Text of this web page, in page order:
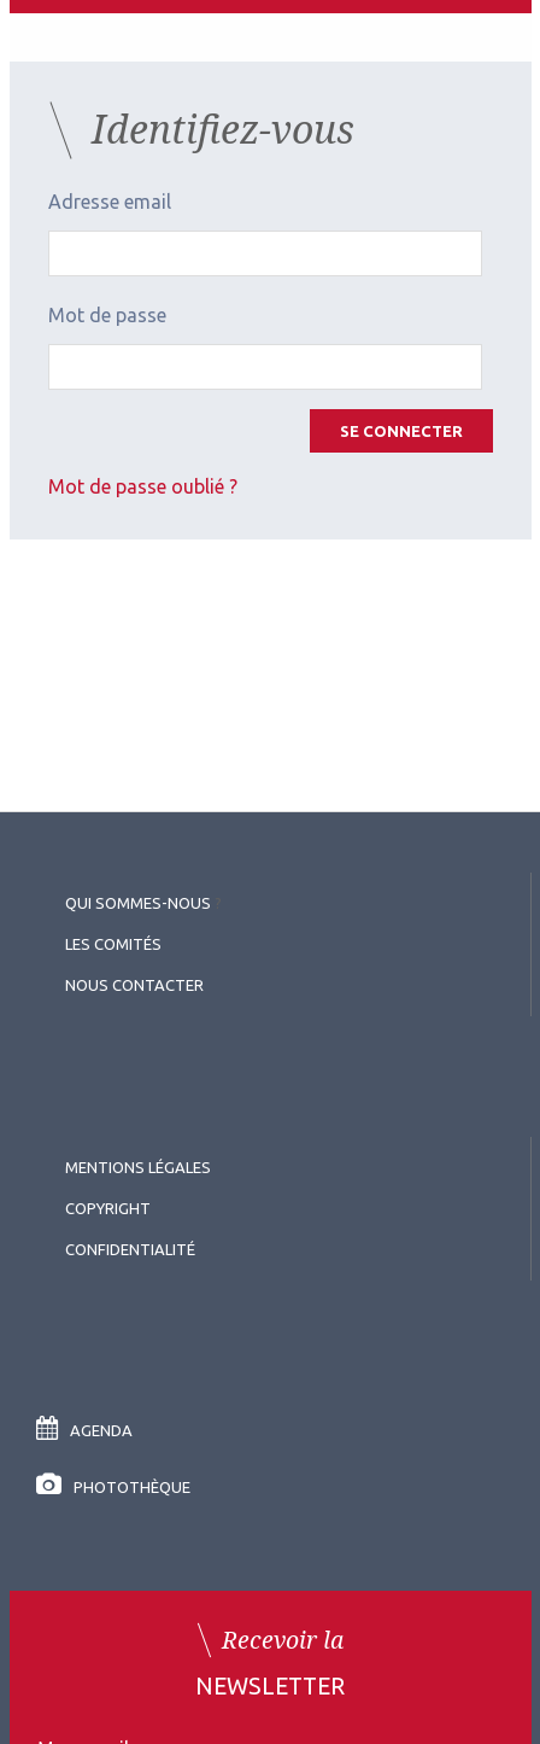
Manifestations
La SoFem de retour
Vincent Paris
Ophtalmologiste
Identifiez-vous
Adresse email
Mot de passe
SE CONNECTER
Mot de passe oublié ?
QUI SOMMES-NOUS
LES COMITÉS
NOUS CONTACTER
MENTIONS LÉGALES
COPYRIGHT
CONFIDENTIALITÉ
AGENDA
PHOTOTHÈQUE
Recevoir la
NEWSLETTER